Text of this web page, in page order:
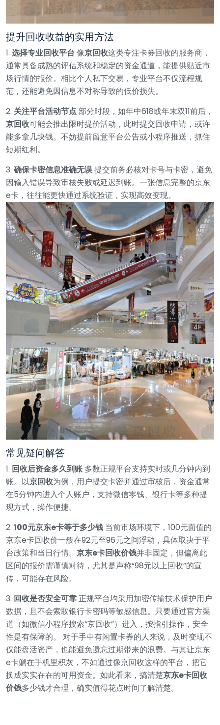
提升回收收益的实用方法
1. 选择专业回收平台 像京回收这类专注卡券回收的服务商，
通常具备成熟的评估系统和稳定的资金通道，能提供贴近市
场行情的报价。相比个人私下交易，专业平台不仅流程规
范，还能避免因信息不对称导致的低价损失。
2. 关注平台活动节点部分时段，如年中618或年末双11前后，
京回收可能会推出限时提价活动，此时提交回收申请，或许
能多拿几块钱。不妨提前留意平台公告或小程序推送，抓住
短期红利。
3. 确保卡密信息准确无误提交前务必核对卡号与卡密，避免
因输入错误导致审核失败或延迟到账。一张信息完整的京东
e卡，往往能更快通过系统验证，实现高效变现。
常见疑问解答
1. 回收后资金多久到账多数正规平台支持实时或几分钟内到
账。以京回收为例，用户提交卡密并通过审核后，资金通常
在5分钟内进入个人账户，支持微信零钱、银行卡等多种提
现方式，操作便捷。
2. 100元京东e卡等于多少钱 当前市场环境下，100元面值的
京东e卡回收价一般在92元至96元之间浮动，具体取决于平
台政策和当日行情。 京东e卡回收价钱并非固定，但偏离此
区间的报价需谨慎对待，尤其是声称“98元以上回收”的宣
传，可能存在风险。
3. 回收是否安全可靠正规平台均采用加密传输技术保护用户
数据，且不会索取银行卡密码等敏感信息。只要通过官方渠
道（如微信小程序搜索“京回收”）进入，按指引操作，安全
性是有保障的。
对于手中有闲置卡券的人来说，及时变现不
仅能盘活资产，也能避免遗忘过期带来的浪费。与其让京东
e卡躺在手机里积灰，不如通过像京回收这样的平台，把它
换成实实在在的可用资金。如此看来，搞清楚京东e卡回收
价钱多少钱才合理，确实值得花点时间了解清楚。